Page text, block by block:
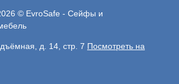
© EvroSafe - Сейфы и
д. 14, стр. 7 Посмотреть на